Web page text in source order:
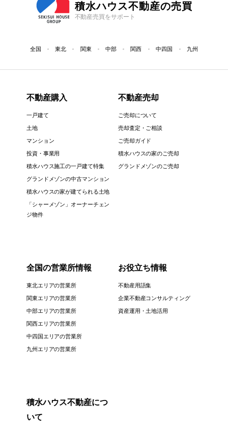
積水ハウス不動産の売買
不動産売買をサポート
全国 東北 関東 中部 関西 中四国 九州
不動産購入
一戸建て
土地
マンション
投資・事業用
積水ハウス施工の一戸建て特集
グランドメゾンの中古マンション
積水ハウスの家が建てられる土地
「シャーメゾン」オーナーチェン
ジ物件
不動産売却
ご売却について
売却査定・ご相談
ご売却ガイド
積水ハウスの家のご売却
グランドメゾンのご売却
全国の営業所情報
東北エリアの営業所
関東エリアの営業所
中部エリアの営業所
関西エリアの営業所
中四国エリアの営業所
九州エリアの営業所
お役立ち情報
不動産用語集
企業不動産コンサルティング
資産運用・土地活用
積水ハウス不動産につ
いて